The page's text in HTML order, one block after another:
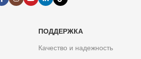
ПОДДЕРЖКА
Качество и надежность